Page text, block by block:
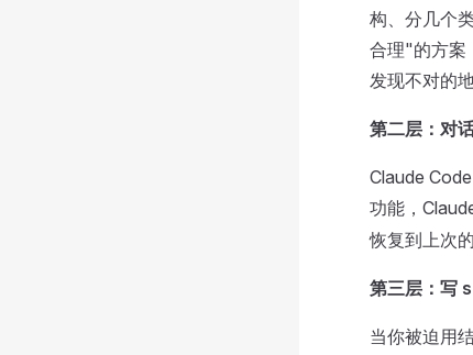
构、分几个
合理"的方案
发现不对的
第二层：对
Claude
功能，
恢复到上次
第三层：写
当你被迫用